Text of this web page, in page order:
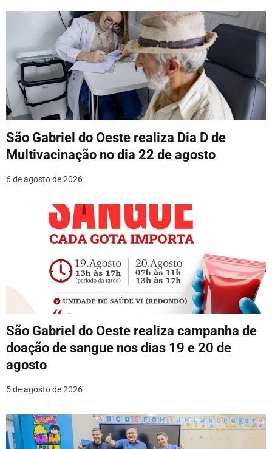
o
o
t
São Gabriel do Oeste realiza Dia D de
Multivacinação no dia 22 de agosto
6 de agosto de 2026
São Gabriel do Oeste realiza campanha de
doação de sangue nos dias 19 e 20 de
agosto
5 de agosto de 2026